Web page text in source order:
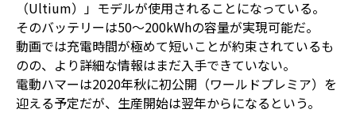
（Ultium）」モデルが使用されることになっている。
そのバッテリーは50～200kWhの容量が実現可能だ。
動画では充電時間が極めて短いことが約束されているも
のの、より詳細な情報はまだ入手できていない。
電動ハマーは2020年秋に初公開（ワールドプレミア）を
迎える予定だが、生産開始は翌年からになるという。